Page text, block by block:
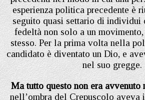
esperienza politica precedente è
seguito quasi settario di individui
fedeltà non solo a un
stesso. Per la prima volta nella
candidato è diventato un Dio, e
nel suo gregge.
Ma tutto questo non era avvenuto
nell’ombra del Crepuscolo aveva